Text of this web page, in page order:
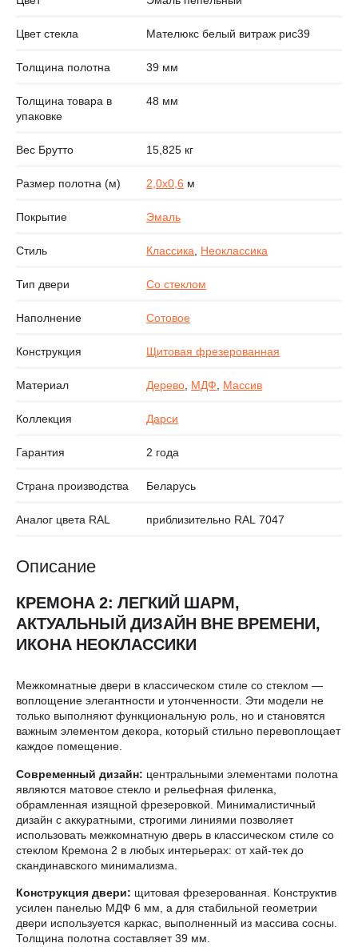
Цвет стекла Мателюкс белый витраж рис39
Толщина полотна 39 мм
Толщина товара в
упаковке
48 мм
Вес Брутто 15,825 кг
Размер полотна (м) 2,0х0,6 м
Покрытие Эмаль
Стиль Классика, Неоклассика
Тип двери Со стеклом
Наполнение Сотовое
Конструкция Щитовая фрезерованная
Материал Дерево, МДФ, Массив
Коллекция Дарси
Гарантия 2 года
Страна производства Беларусь
Аналог цвета RAL приблизительно RAL 7047
Описание
КРЕМОНА 2: ЛЕГКИЙ ШАРМ,
АКТУАЛЬНЫЙ ДИЗАЙН ВНЕ ВРЕМЕНИ,
ИКОНА НЕОКЛАССИКИ
Межкомнатные двери в классическом стиле со стеклом —
воплощение элегантности и утонченности. Эти модели не
только выполняют функциональную роль, но и становятся
важным элементом декора, который стильно перевоплощает
каждое помещение.
Современный дизайн: центральными элементами полотна
являются матовое стекло и рельефная филенка,
обрамленная изящной фрезеровкой. Минималистичный
дизайн с аккуратными, строгими линиями позволяет
использовать межкомнатную дверь в классическом стиле со
стеклом Кремона 2 в любых интерьерах: от хай-тек до
скандинавского минимализма.
Конструкция двери: щитовая фрезерованная. Конструктив
усилен панелью МДФ 6 мм, а для стабильной геометрии
двери используется каркас, выполненный из массива сосны.
Толщина полотна составляет 39 мм.